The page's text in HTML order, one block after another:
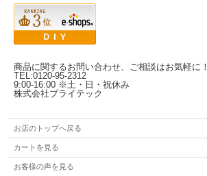
商品に関するお問い合わせ、ご相談はお気軽に！
TEL:0120-95-2312
9:00-16:00 ※土・日・祝休み
株式会社ブライテック
お店のトップへ戻る
カートを見る
お客様の声を見る